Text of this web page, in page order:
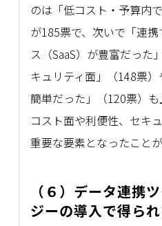
のは「低コスト・予算内
が185票で、次いで「連
ス（SaaS）が豊富だった
キュリティ面」（148票
簡単だった」（120票）も
コスト面や利便性、セキ
重要な要素となったことが
（６）データ連携
ジーの導入で得ら